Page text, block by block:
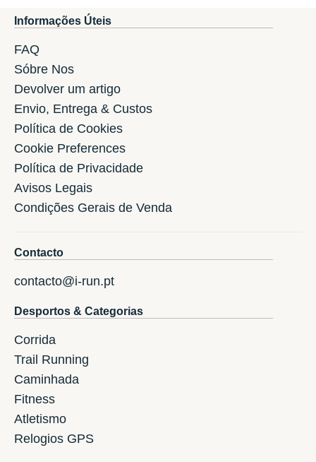
Informações Úteis
FAQ
Sóbre Nos
Devolver um artigo
Envio, Entrega & Custos
Política de Cookies
Cookie Preferences
Política de Privacidade
Avisos Legais
Condições Gerais de Venda
Contacto
contacto@i-run.pt
Desportos & Categorias
Corrida
Trail Running
Caminhada
Fitness
Atletismo
Relogios GPS